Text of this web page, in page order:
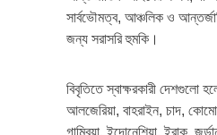
সার্বভৌমত্ব, আঞ্চলিক ও
জন্য সরাসরি হুমকি।
বিবৃতিতে স্বাক্ষরকারী দেশগুলো
আলজেরিয়া, বাহরাইন, চাদ,
গাম্বিয়া, ইন্দোনেশিয়া, ইরাক,